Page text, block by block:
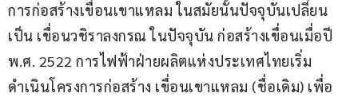
การก่อสร้างเขื่อนเขาแหลม ในสมัยนั้นปัจจุบันเปลี่ยน
เป็น เขื่อนวชิราลงกรณ ในปัจจุบัน ก่อสร้างเขื่อนเมื่อปี
พ.ศ. 2522 การไฟฟ้าฝ่ายผลิตแห่งประเทศไทยเริ่ม
ดำเนินโครงการก่อสร้าง เขื่อนเขาแหลม (ชื่อเดิม) เพื่อ